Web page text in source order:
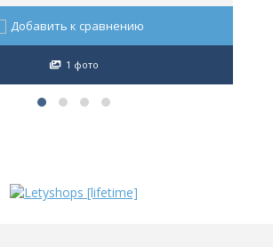
Добавить к сравнению
1 фото